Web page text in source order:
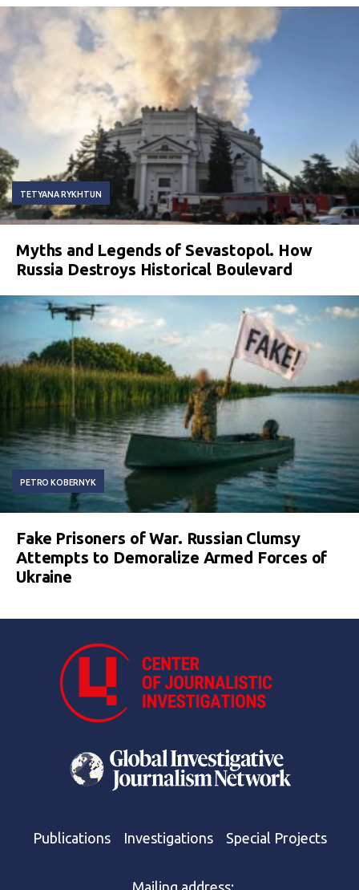
TETYANA RYKHTUN
Myths and Legends of Sevastopol. How
Russia Destroys Historical Boulevard
PETRO KOBERNYK
Fake Prisoners of War. Russian Clumsy
Attempts to Demoralize Armed Forces of
Ukraine
Publications Investigations Special Projects
Mailing address: